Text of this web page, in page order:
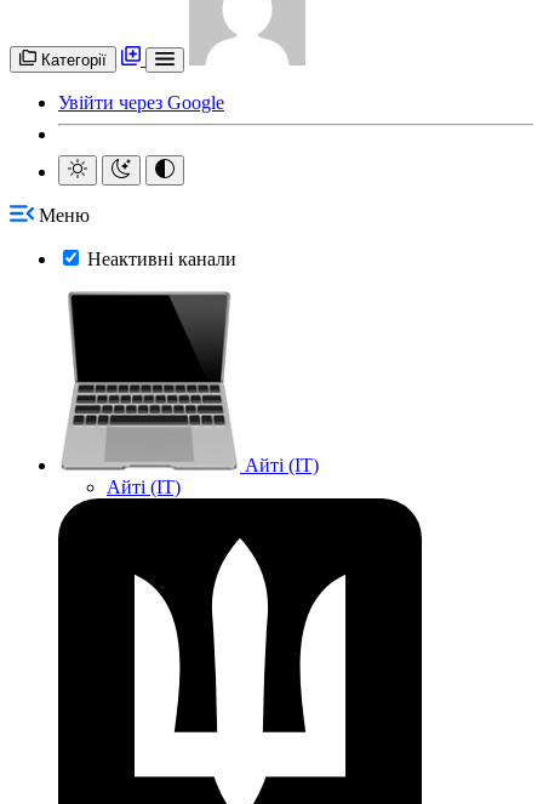
Категорії
Увійти через Google
Меню
Неактивні канали
Айті (IT)
Айті (IT)